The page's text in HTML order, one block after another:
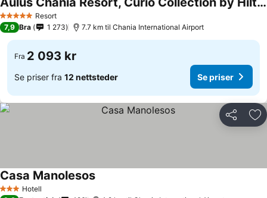
5 Stjerner Resort
Se priser
7,9 Bra 1 273 7.7 km til Chania International Airport
Fra 2 093 kr
Se priser fra 12 nettsteder Se priser
Del
3 StjernerHotell
Casa ManolesosSe priser